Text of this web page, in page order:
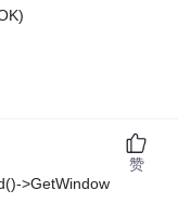
>GetWindow
赞